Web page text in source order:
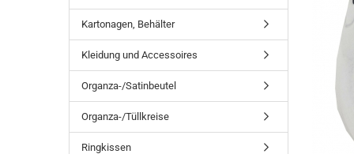
Kartonagen, Behälter
Kleidung und Accessoires
Organza-/Satinbeutel
Organza-/Tüllkreise
Ringkissen